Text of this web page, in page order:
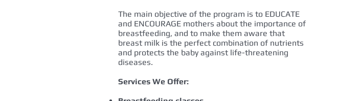
The main objective of the program is to EDUCATE
and ENCOURAGE mothers about the importance of
breastfeeding, and to make them aware that
breast milk is the perfect combination of nutrients
and protects the baby against life-threatening
diseases.
Services We Offer: